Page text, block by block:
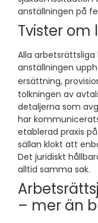
anställningen på
Tvister om
Alla
anställningen
ersättning,
tolkningen av
detaljerna som
har
etablerad praxis
sällan klokt att
Det juridiskt
alltid samma sak.
– mer än